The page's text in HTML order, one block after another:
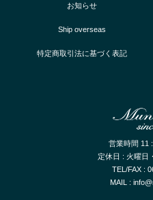
お知らせ
Ship overseas
特定商取引法に基づく表記
営業時間 11
定休日 : 火曜日
TEL/FAX :
MAIL :